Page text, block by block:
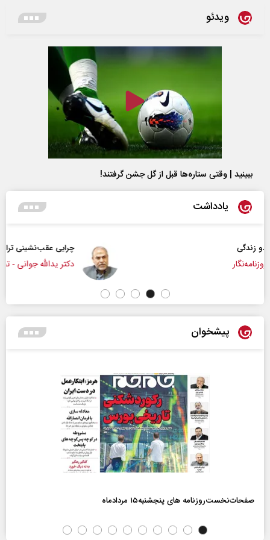
ویدئو
ببینید | وقتی ستاره‌ها قبل از گل جشن گرفتند!
یادداشت
چرایی عقب‌نشینی ترامپ؟
دکتر یدالله جوانی - تحلیلگر مسائل سیاسی
پیشخوان
صفحات‌نخست‌روزنامه ها‌ی پنجشنبه‌۱۵ مردادماه